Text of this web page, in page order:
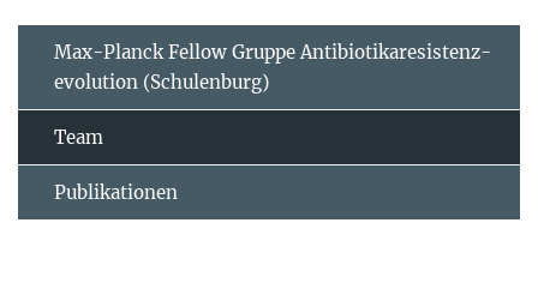
Max-Planck Fellow Gruppe Antibiotikaresistenz-
evolution (Schulenburg)
Team
Publikationen